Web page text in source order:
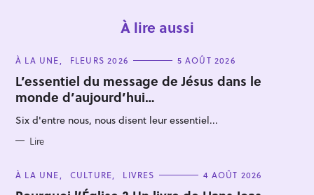
À lire aussi
C
T
E
G
O
R
I
S
À LA UNE FLEURS 2026 5 AOÛT 2026
L’essentiel du message de Jésus dans le
monde d’aujourd’hui…
Six d'entre nous, nous disent leur essentiel...
Lire
C
T
À LA UNE CULTURE LIVRES 4 AOÛT 2026